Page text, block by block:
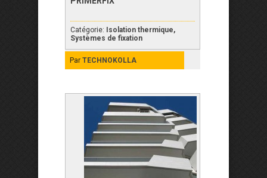
Catégorie: Isolation thermique,
Systèmes de fixation
Par TECHNOKOLLA